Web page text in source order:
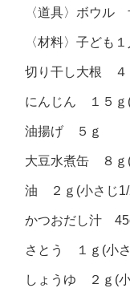
〈道具〉ボウ
〈材料〉子ども
切り干し大根 ４
にんじん １５ｇ
油揚げ ５ｇ
大豆水煮缶 ８ｇ
油 ２ｇ(小さじ
かつおだし汁
さとう １ｇ(小
しょうゆ ２ｇ(